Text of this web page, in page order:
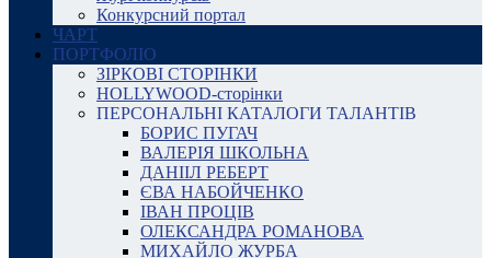
Конкурсний портал
ЧАРТ
ПОРТФОЛІО
ЗІРКОВІ СТОРІНКИ
HOLLYWOOD-сторінки
ПЕРСОНАЛЬНІ КАТАЛОГИ ТАЛАНТІВ
БОРИС ПУГАЧ
ВАЛЕРІЯ ШКОЛЬНА
ДАНІІЛ РЕБЕРТ
ЄВА НАБОЙЧЕНКО
ІВАН ПРОЦІВ
ОЛЕКСАНДРА РОМАНОВА
МИХАЙЛО ЖУРБА